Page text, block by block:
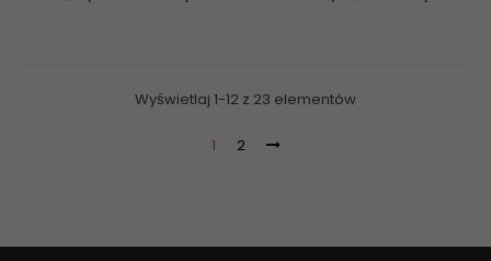
Wyświetlaj 1-12 z 23 elementów
1 2